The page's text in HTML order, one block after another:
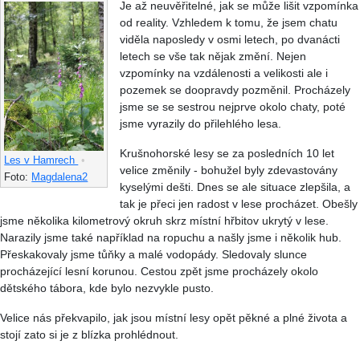
Les v Hamrech •
Foto: Magdalena2
Je až neuvěřitelné, jak se může lišit vzpomínka
od reality. Vzhledem k tomu, že jsem chatu
viděla naposledy v osmi letech, po dvanácti
letech se vše tak nějak změní. Nejen
vzpomínky na vzdálenosti a velikosti ale i
pozemek se doopravdy pozměnil. Procházely
jsme se se sestrou nejprve okolo chaty, poté
jsme vyrazily do přilehlého lesa.
Krušnohorské lesy se za posledních 10 let
velice změnily - bohužel byly zdevastovány
kyselými dešti. Dnes se ale situace zlepšila, a
tak je přeci jen radost v lese procházet. Obešly
jsme několika kilometrový okruh skrz místní hřbitov ukrytý v lese.
Narazily jsme také například na ropuchu a našly jsme i několik hub.
Přeskakovaly jsme tůňky a malé vodopády. Sledovaly slunce
procházející lesní korunou. Cestou zpět jsme procházely okolo
dětského tábora, kde bylo nezvykle pusto.
Velice nás překvapilo, jak jsou místní lesy opět pěkné a plné života a
stojí zato si je z blízka prohlédnout.